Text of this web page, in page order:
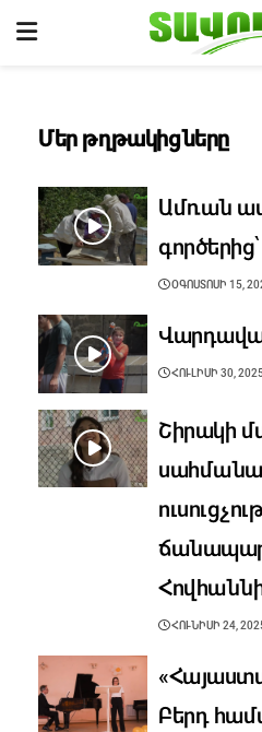
Մեր թղթակիցները
Ամռան
ՕԳՈՍՏՈՍԻ 15,
ՀՈՒԼԻՍԻ 30,
Շիրակի
ՀՈՒՆԻՍԻ 24,
Բերդ